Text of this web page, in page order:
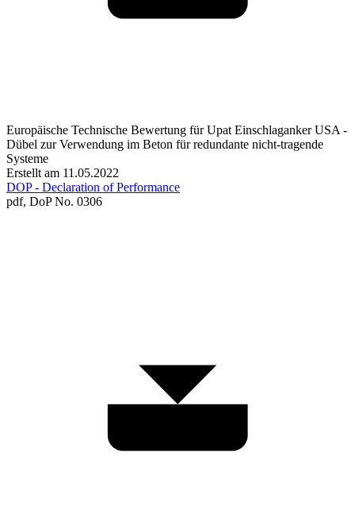
Europäische Technische Bewertung für Upat Einschlaganker USA -
Dübel zur Verwendung im Beton für redundante nicht-tragende
Systeme
Erstellt am 11.05.2022
DOP - Declaration of Performance
pdf, DoP No. 0306